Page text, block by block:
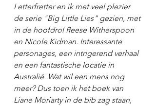
Letterfretter en ik met veel plezier
de serie "Big Little Lies" gezien, met
in de hoofdrol Reese Witherspoon
en Nicole Kidman. Interessante
personages, een intrigerend verhaal
en een fantastische locatie in
Australië. Wat wil een mens nog
meer? Dus toen ik het boek van
Liane Moriarty in de bib zag staan,